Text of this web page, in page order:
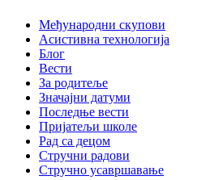
Међународни скупови
Асистивна технологија
Блог
Вести
За родитеље
Значајни датуми
Последње вести
Пријатељи школе
Рад са децом
Стручни радови
Стручно усавршавање